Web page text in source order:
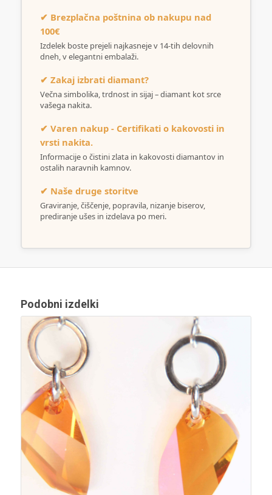
✔ Brezplačna poštnina ob nakupu nad
100€
Izdelek boste prejeli najkasneje v 14-tih delovnih
dneh, v elegantni embalaži.
✔ Zakaj izbrati diamant?
Večna simbolika, trdnost in sijaj – diamant kot srce
vašega nakita.
✔ Varen nakup - Certifikati o kakovosti in
vrsti nakita.
Informacije o čistini zlata in kakovosti diamantov in
ostalih naravnih kamnov.
✔ Naše druge storitve
Graviranje, čiščenje, popravila, nizanje biserov,
prediranje ušes in izdelava po meri.
Podobni izdelki